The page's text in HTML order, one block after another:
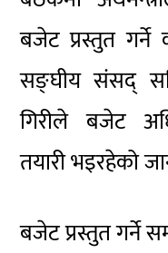
बजेट प्रस्तुत
सङ्घीय संसद्
गिरीले बजेट
तयारी भइरहेको
बजेट प्रस्तुत गर्ने